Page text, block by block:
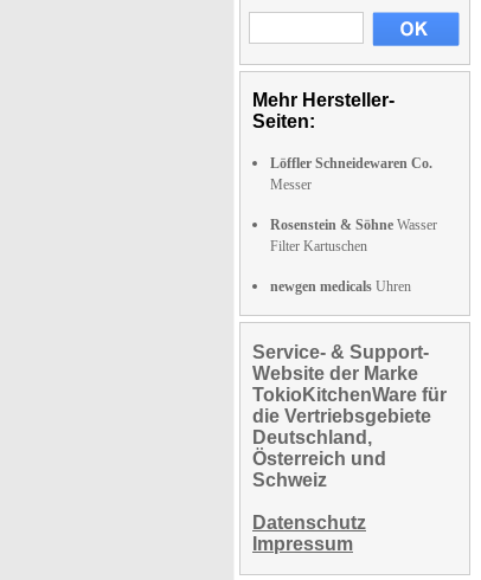
Mehr Hersteller-
Seiten:
Löffler Schneidewaren Co.
Messer
Rosenstein & Söhne Wasser
Filter Kartuschen
newgen medicals Uhren
Service- & Support-
Website der Marke
TokioKitchenWare für
die Vertriebsgebiete
Deutschland,
Österreich und
Schweiz
Datenschutz
Impressum